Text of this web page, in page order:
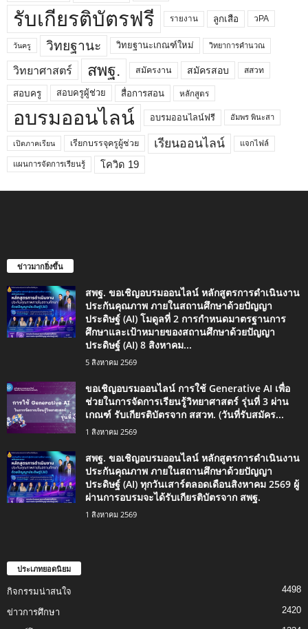
รับเกียรติบัตรฟรี รายงาน ลูกเสือ วPA
วันครู วิทยฐานะ วิทยฐานะเกณฑ์ใหม่ วิทยาการคำนวณ
วิทยาศาสตร์ สพฐ. สมัครงาน สมัครสอบ สสวท
สอบครู สอบครูผู้ช่วย สื่อการสอน หลักสูตร
อบรมออนไลน์ อบรมออนไลน์ฟรี อัมพร พินะสา
เปิดภาคเรียน เรียกบรรจุครูผู้ช่วย เรียนออนไลน์ แจกไฟล์
แผนการจัดการเรียนรู้ โควิด 19
ข่าวมากยิ่งขึ้น
สพฐ. ขอเชิญอบรมออนไลน์ หลักสูตรการดำเนินงาน
ประกันคุณภาพ ภายในสถานศึกษาด้วยปัญญา
ประดิษฐ์ (AI) โมดูลที่ 2 การกำหนดมาตรฐานการ
ศึกษาและเป้าหมายของสถานศึกษาด้วยปัญญา
ประดิษฐ์ (AI) 8 สิงหาคม...
5 สิงหาคม 2569
ขอเชิญอบรมออนไลน์ การใช้ Generative AI เพื่อ
ช่วยในการจัดการเรียนรู้วิทยาศาสตร์ รุ่นที่ 3 ผ่าน
เกณฑ์ รับเกียรติบัตรจาก สสวท. (วันที่รับสมัคร...
1 สิงหาคม 2569
สพฐ. ขอเชิญอบรมออนไลน์ หลักสูตรการดำเนินงาน
ประกันคุณภาพ ภายในสถานศึกษาด้วยปัญญา
ประดิษฐ์ (AI) ทุกวันเสาร์ตลอดเดือนสิงหาคม 2569 ผู้
ผ่านการอบรมจะได้รับเกียรติบัตรจาก สพฐ.
1 สิงหาคม 2569
ประเภทยอดนิยม
กิจกรรมน่าสนใจ 4498
ข่าวการศึกษา 2420